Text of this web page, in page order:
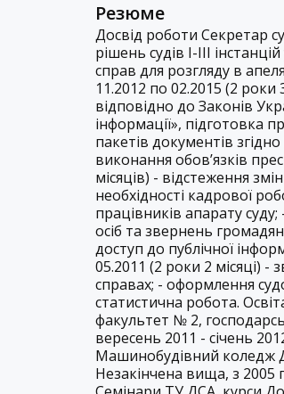
Резюме
Досвід роботи Секретар
рішень судів І-ІІІ
справ для розгляду в
11.2012 по 02.2015 (2 роки
відповідно до Законів
інформації», підготовка
пакетів документів
виконання обов’язків
місяців) - відстеження
необхідності кадрової
працівників апарату
осіб та звернень
доступ до публічної
05.2011 (2 роки 2 місяці) -
справах; - оформлення
статистична робота.
факультет № 2,
вересень 2011 - січень
Машинобудівний коледж
Незакінчена вища, з 2005